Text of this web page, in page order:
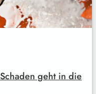
geht in die